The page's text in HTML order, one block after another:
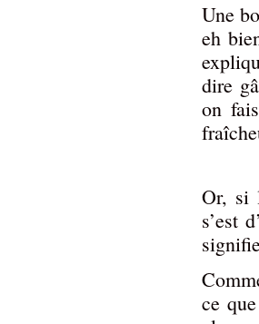
Une
eh
dire
on
Or, si
s’est
ce